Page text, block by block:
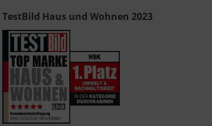
TestBild Haus und Wohnen 2023